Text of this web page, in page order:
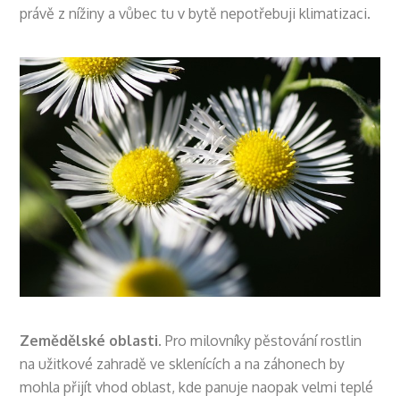
právě z nížiny a vůbec tu v bytě nepotřebuji klimatizaci.
Zemědělské oblasti.Pro milovníky pěstování rostlin
na užitkové zahradě ve sklenících a na záhonech by
mohla přijít vhod oblast, kde panuje naopak velmi teplé